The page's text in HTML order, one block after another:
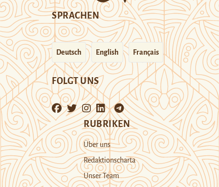
SPRACHEN
Deutsch English Français
FOLGT UNS
RUBRIKEN
Über uns
Redaktionscharta
Unser Team